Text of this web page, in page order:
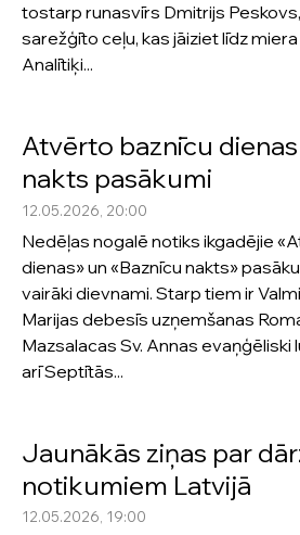
tostarp runasvīrs Dmitrijs
sarežģīto ceļu, kas jāiziet līdz
Analītiķi...
Atvērto baznīcu
nakts pasākumi
12.05.2026, 20:00
Nedēļas nogalē notiks ikgadējie
dienas» un «Baznīcu nakts»
vairāki dievnami. Starp tiem ir
Marijas debesīs uzņemšanas
Mazsalacas Sv. Annas evaņģēliski
arī Septītās...
Jaunākās ziņas par
notikumiem Latvijā
12.05.2026, 19:00